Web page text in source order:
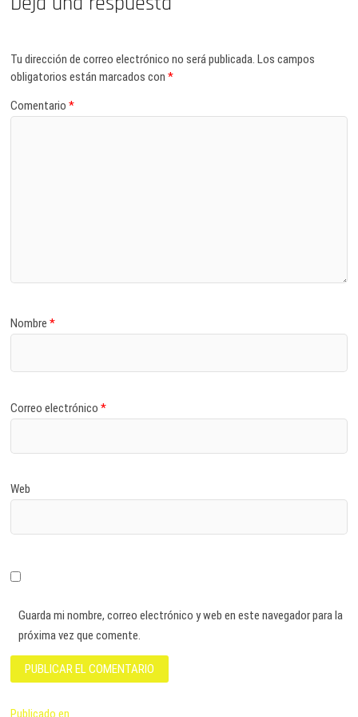
Tu dirección de correo electrónico no será publicada. Los campos
obligatorios están marcados con*
Comentario*
Nombre*
Correo electrónico*
Web
Guarda mi nombre, correo electrónico y web en este navegador para la
próxima vez que comente.
Publicado en